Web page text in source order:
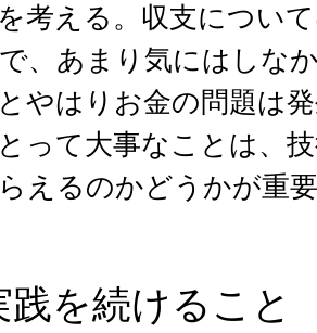
考える。収支につい
、あまり気にはしな
やはりお金の問題は
って大事なことは、
えるのかどうかが重
践を続けること